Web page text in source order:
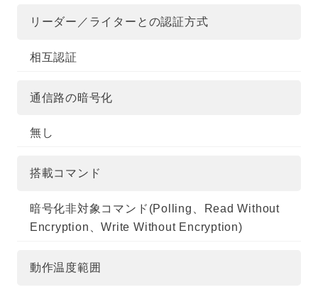
リーダー／ライターとの認証方式
相互認証
通信路の暗号化
無し
搭載コマンド
暗号化非対象コマンド(Polling、Read Without
Encryption、Write Without Encryption)
動作温度範囲